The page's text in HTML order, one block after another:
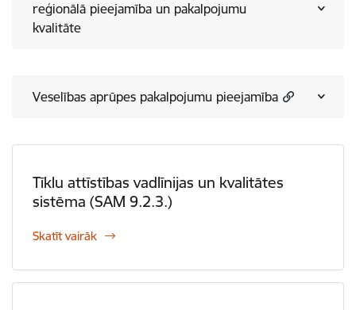
reģionālā pieejamība un pakalpojumu
kvalitāte
Veselības aprūpes pakalpojumu pieejamība
Tīklu attīstības vadlīnijas un kvalitātes
sistēma (SAM 9.2.3.)
Skatīt vairāk